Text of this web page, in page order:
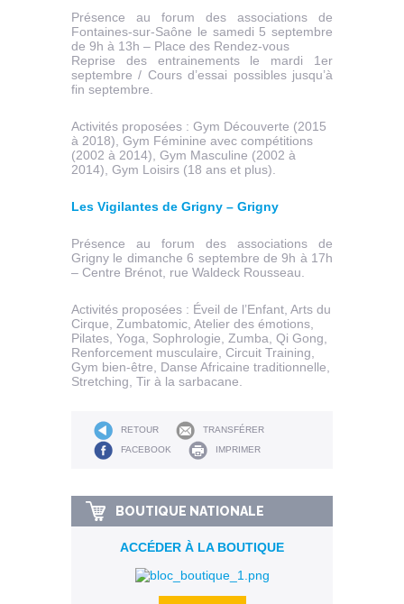
Présence au forum des associations de
Fontaines-sur-Saône le samedi 5 septembre
de 9h à 13h – Place des Rendez-vous
Reprise des entrainements le mardi 1er
septembre / Cours d’essai possibles jusqu’à
fin septembre.
Activités proposées : Gym Découverte (2015
à 2018), Gym Féminine avec compétitions
(2002 à 2014), Gym Masculine (2002 à
2014), Gym Loisirs (18 ans et plus).
Les Vigilantes de Grigny – Grigny
Présence au forum des associations de
Grigny le dimanche 6 septembre de 9h à 17h
– Centre Brénot, rue Waldeck Rousseau.
Activités proposées : Éveil de l’Enfant, Arts du
Cirque, Zumbatomic, Atelier des émotions,
Pilates, Yoga, Sophrologie, Zumba, Qi Gong,
Renforcement musculaire, Circuit Training,
Gym bien-être, Danse Africaine traditionnelle,
Stretching, Tir à la sarbacane.
RETOUR
TRANSFÉRER
FACEBOOK
IMPRIMER
BOUTIQUE NATIONALE
ACCÉDER À LA BOUTIQUE